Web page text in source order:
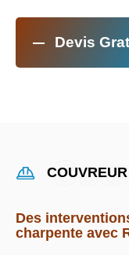
Devis
COUVREUR
Des
charpente avec